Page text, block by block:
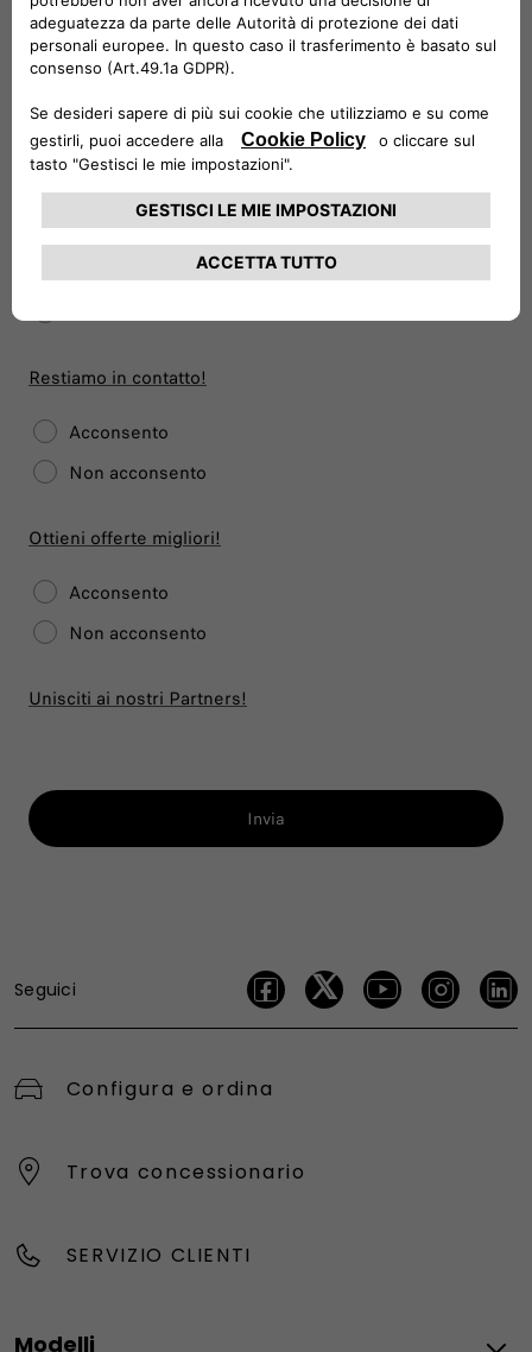
Si
No
* Campo obbligatorio
CONSENSO
Avendo letto e compreso la presente
acconsento al trattamento dei miei dati per le seguenti
Restiamo in contatto!
Acconsento
Non acconsento
Ottieni offerte migliori!
Acconsento
Non acconsento
Unisciti ai nostri Partners!
Invia
Seguici
Configura e ordina
Trova concessionario
SERVIZIO CLIENTI
Modelli